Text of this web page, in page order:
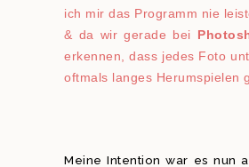
ich mir das Programm nie
& da wir gerade bei
erkennen, dass jedes Foto
oftmals langes Herumspielen
Meine Intention war es nun